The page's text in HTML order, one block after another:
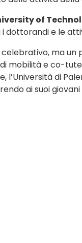
of
e le
ma un
mobilità e co-
di
ai suoi
nel campo